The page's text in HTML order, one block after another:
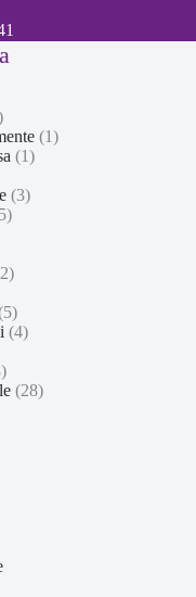
11
11
33
15
22
55
produse
44
28
de 2828